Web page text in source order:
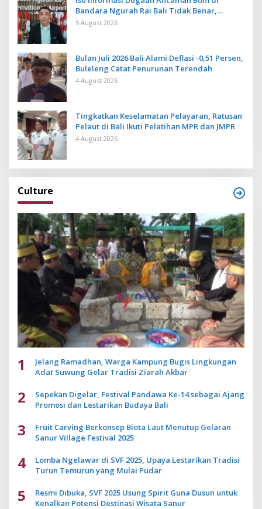
Bandara Ngurah Rai Bali Tidak Benar,
Operasional Penerbangan Lancar
5 August 2026
Bulan Juli 2026 Bali Alami Deflasi -0,51 Persen,
Buleleng Catat Penurunan Terendah
4 August 2026
Tingkatkan Keselamatan Pelayaran, Ratusan
Pelaut di Bali Ikuti Pelatihan MPR dan JMPR
4 August 2026
Culture
1
Jelang Ramadhan, Warga Kampung Bugis Lingkungan
Adat Suwung Gelar Tradisi Ziarah Akbar
2
Sepekan Digelar, Festival Pandawa Ke-14 sebagai Ajang
Promosi dan Lestarikan Budaya Bali
3
Fruit Carving Berkonsep Biota Laut Menutup Gelaran
Sanur Village Festival 2025
4
Lomba Ngelawar di SVF 2025, Upaya Lestarikan Tradisi
Turun Temurun yang Mulai Pudar
5
Resmi Dibuka, SVF 2025 Usung Spirit Guna Dusun untuk
Kenalkan Potensi Destinasi Wisata Sanur